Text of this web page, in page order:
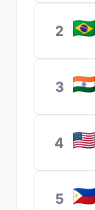
2
3
4
5